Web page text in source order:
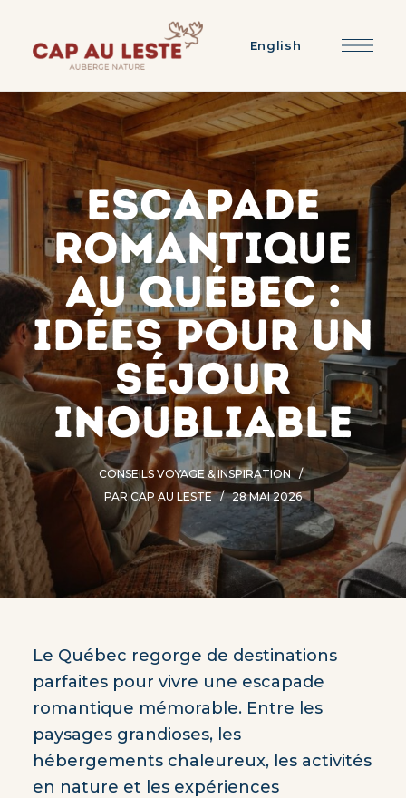
English
Escapade
romantique
au Québec :
idées pour un
séjour
inoubliable
CONSEILS VOYAGE & INSPIRATION
PAR CAP AU LESTE 28 MAI 2026
Le Québec regorge de destinations
parfaites pour vivre une escapade
romantique mémorable. Entre les
paysages grandioses, les
hébergements chaleureux, les activités
en nature et les expériences